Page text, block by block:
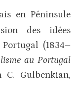
en Péninsule
des idées
(1834–
au Portugal
C. Gulbenkian,